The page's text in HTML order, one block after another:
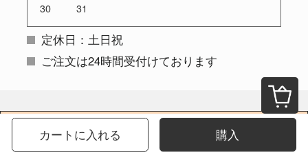
カートに入れる 購入
30 31
定休日：土日祝
ご注文は24時間受付けております
お支払い方法について
クレジットカード（VISA、Master、JCB、Amex）、銀行振込をご利用
いただけます。